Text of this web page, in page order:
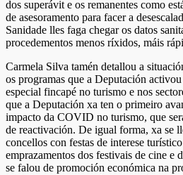
dos superávit e os remanentes como
de asesoramento para facer a
Sanidade lles faga chegar os datos
procedementos menos ríxidos, máis
Carmela Silva tamén detallou a
os programas que a Deputación
especial fincapé no turismo e nos
que a Deputación xa ten o primeiro
impacto da COVID no turismo, que
de reactivación. De igual forma, xa se
concellos con festas de interese
emprazamentos dos festivais de cine e
se falou de promoción económica na